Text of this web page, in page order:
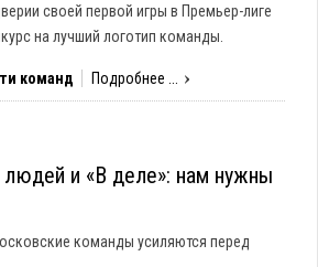
своей первой игры в Премьер-лиге
на лучший логотип команды.
команд Подробнее ...
людей и «В деле»: нам нужны
команды усиляются перед